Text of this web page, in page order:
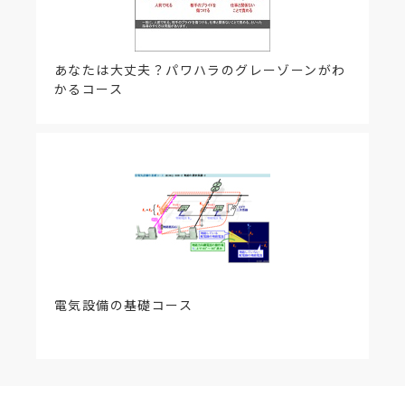
あなたは大丈夫？パワハラのグレーゾーンがわ
かるコース
電気設備の基礎コース